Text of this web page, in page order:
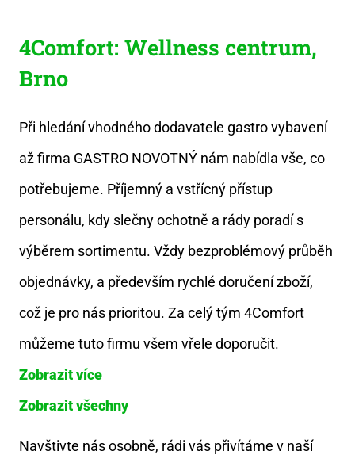
4Comfort: Wellness centrum,
Brno
Při hledání vhodného dodavatele gastro vybavení
až firma GASTRO NOVOTNÝ nám nabídla vše, co
potřebujeme. Příjemný a vstřícný přístup
personálu, kdy slečny ochotně a rády poradí s
výběrem sortimentu. Vždy bezproblémový průběh
objednávky, a především rychlé doručení zboží,
což je pro nás prioritou. Za celý tým 4Comfort
můžeme tuto firmu všem vřele doporučit.
Zobrazit více
Zobrazit všechny
Navštivte nás osobně, rádi vás přivítáme v naší